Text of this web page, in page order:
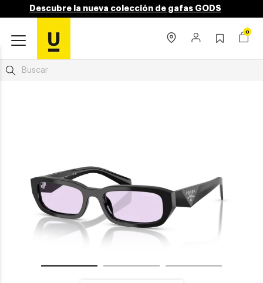
Descubre la nueva colección de gafas GODS
0